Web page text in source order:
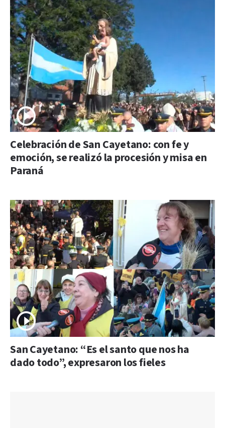
Celebración de San Cayetano: con fe y
emoción, se realizó la procesión y misa en
Paraná
San Cayetano: “Es el santo que nos ha
dado todo”, expresaron los fieles